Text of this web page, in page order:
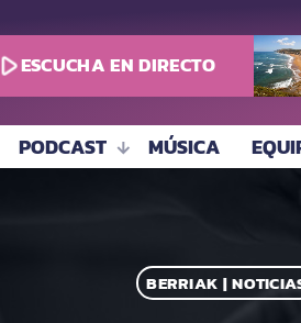
play_arrowESCUCHA EN DIRECTO
PODCAST MÚSICA
BERRIAK |